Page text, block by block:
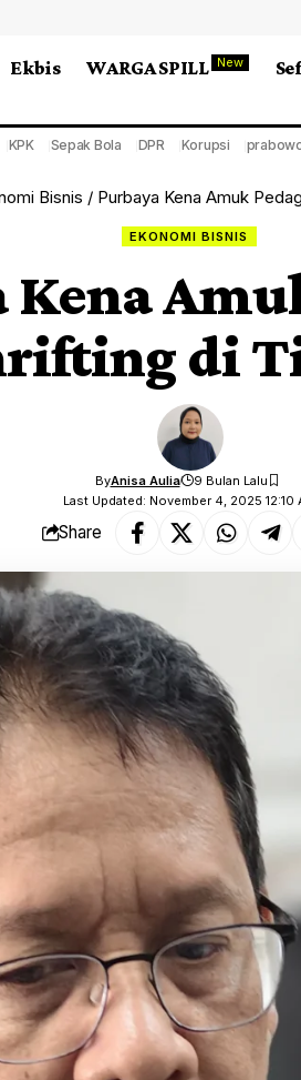
Ekbis WARGA SPILL New
KPK Sepak Bola DPR Korupsi
Bisnis / Purbaya Kena Amuk
EKONOMI BISNIS
Kena
di
Last Updated: November 4, 2025 12:10
ByAnisa Aulia 9 Bulan Lalu
Share